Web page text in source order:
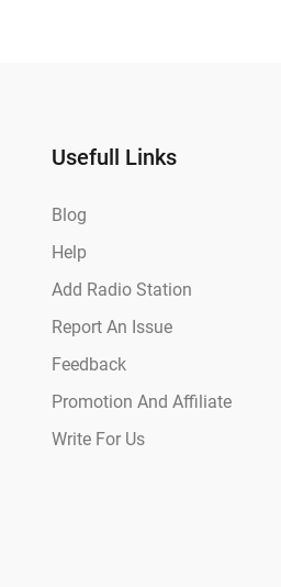
Usefull Links
Blog
Help
Add Radio Station
Report An Issue
Feedback
Promotion And Affiliate
Write For Us